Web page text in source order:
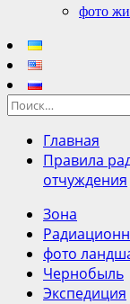
фото
Найти:
Главная
Правила
отчуждения
Зона
фото
Чернобыль
Экспедиция